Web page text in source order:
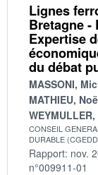
Lignes
Bretagne -
Expertise
du débat
MASSONI,
MATHIEU,
CONSEIL
DURABLE
Rapport: nov.
n°009911-01